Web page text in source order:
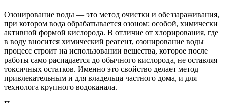
Озонирование воды — это метод очистки и обеззараживания,
при котором вода обрабатывается озоном: особой, химически
активной формой кислорода. В отличие от хлорирования, где
в воду вносится химический реагент, озонирование воды
процесс строит на использовании вещества, которое после
работы само распадается до обычного кислорода, не оставляя
токсичных остатков. Именно это свойство делает метод
привлекательным и для владельца частного дома, и для
технолога крупного водоканала.